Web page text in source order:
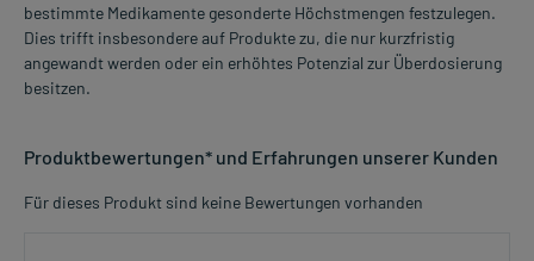
bestimmte Medikamente gesonderte Höchstmengen festzulegen.
Dies trifft insbesondere auf Produkte zu, die nur kurzfristig
angewandt werden oder ein erhöhtes Potenzial zur Überdosierung
besitzen.
Produktbewertungen* und Erfahrungen unserer Kunden
Für dieses Produkt sind keine Bewertungen vorhanden